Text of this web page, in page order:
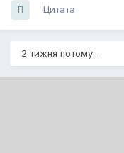
Цитата
2 тижня потому...